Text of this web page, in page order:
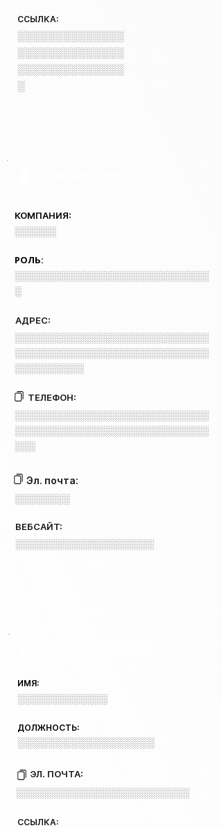
ССЫЛКА:
░░░░░░░░░░░░░░
░░░░░░░░░░░░░░
░░░░░░░░░░░░░░
░
КОМПАНИЯ:
░░░░░░
РОЛЬ:
░░░░░░░░░░░░░░░░░░░░░░░░░░░░
░
АДРЕС:
░░░░░░░░░░░░░░░░░░░░░░░░░░░░
░░░░░░░░░░░░░░░░░░░░░░░░░░░░
░░░░░░░░░░
ТЕЛЕФОН:
░░░░░░░░░░░░░░░░░░░░░░░░░░░░
░░░░░░░░░░░░░░░░░░░░░░░░░░░░
░░░
Эл. почта:
░░░░░░░░
ВЕБСАЙТ:
░░░░░░░░░░░░░░░░░░░░
ИМЯ:
░░░░░░░░░░░░░
ДОЛЖНОСТЬ:
░░░░░░░░░░░░░░░░░░
ЭЛ. ПОЧТА:
░░░░░░░░░░░░░░░░░░░░░░░░░
ССЫЛКА: